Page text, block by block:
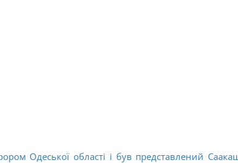
Одеської області і був представлений